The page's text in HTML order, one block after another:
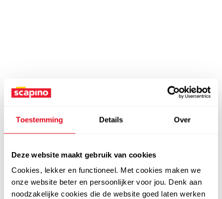
Toestemming Details Over
Deze website maakt gebruik van cookies
Cookies, lekker en functioneel. Met cookies maken we
onze website beter en persoonlijker voor jou. Denk aan
noodzakelijke cookies die de website goed laten werken